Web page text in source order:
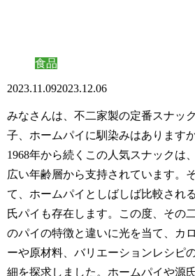
食品
2023.11.092023.12.06
みなさんは、不二家製の定番スナッ
子、ホームパイに馴染みはあります
1968年から続くこの人気スナックは
広い年齢層から支持されています。
て、ホームパイとしばしば比較され
氏パイも存在します。この度、その
のパイの特徴と違いに光を当て、カ
ーや原材料、バリエーションレシピ
細を探求しました。ホームパイや源